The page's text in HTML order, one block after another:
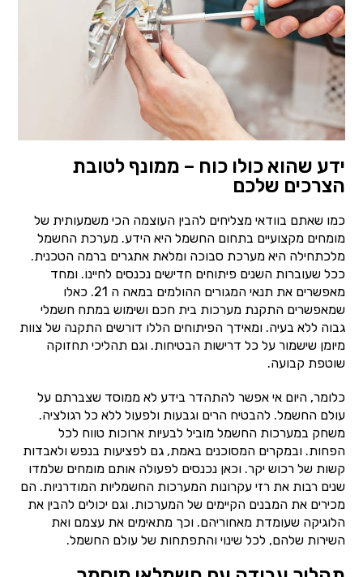
ידע שהוא כולו כוח – ממונף לטובת
הצרכים שלכם
כמו שאתם בוודאי מצליחים להבין העוצמה הכי משמעותית של
מומחים מקצועיים בתחום החשמל היא הידע. מערכת החשמל
מלכתחילה היא מערכת סבוכה ומלאת אתגרים ברמה הטכנית.
ככל שעוברות השנים פיתוחים חדישים נכנסים לחיינו. ומחד
מאפשרים את תנאי המגורים ההולמים במאה ה 21. כאלו
שמאפשרים התקנת מערכות בית חכם ושימוש במתח חשמלי
גבוה ללא בעיה. ומאידך הפיתוחים הללו דורשים התקנה של צוות
מיומן שישמור על כל דרישות הבטיחות. וגם תהליכי תחזוקה
שוטפת קבועה.
כלומר, היום אי אפשר להתהדר בידע לא ממוסד שצברתם על
עולם החשמל. להבטיח הרים וגבעות ולפעול ללא כל רגולציה.
משחק במערכות החשמל מוביל לבעיות ארוכות טווח לכל
הפחות. ובמקרים המסוכנים באמת, גם לפציעות בנפש ולאבדות
קשות של רכוש יקר. וכאן נכנסים לפעולה אותם מומחים שלמדו
שנים רבות את רזי עקרונות המערכות החשמליות המודרניות. הם
מכירים את המבנים הקיימים של המערכות. וגם יכולים להבין את
הלוגיקה שעומדת מאחוריהם. וכך מתאימים את עצמם ואת
השירות שלהם, לכל שינוי והתפתחות של עולם החשמל.